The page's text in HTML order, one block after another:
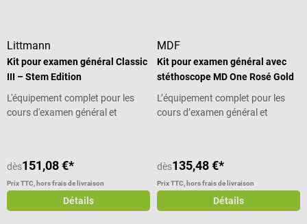
Littmann
Kit pour examen général Classic
III – Stem Edition
L'équipement complet pour les
cours d'examen général et
dès151,08 €*
Prix TTC, hors frais de livraison
Détails
MDF
Kit pour examen général avec
stéthoscope MD One Rosé Gold
L’équipement complet pour les
cours d’examen général et
dès135,48 €*
Prix TTC, hors frais de livraison
Détails